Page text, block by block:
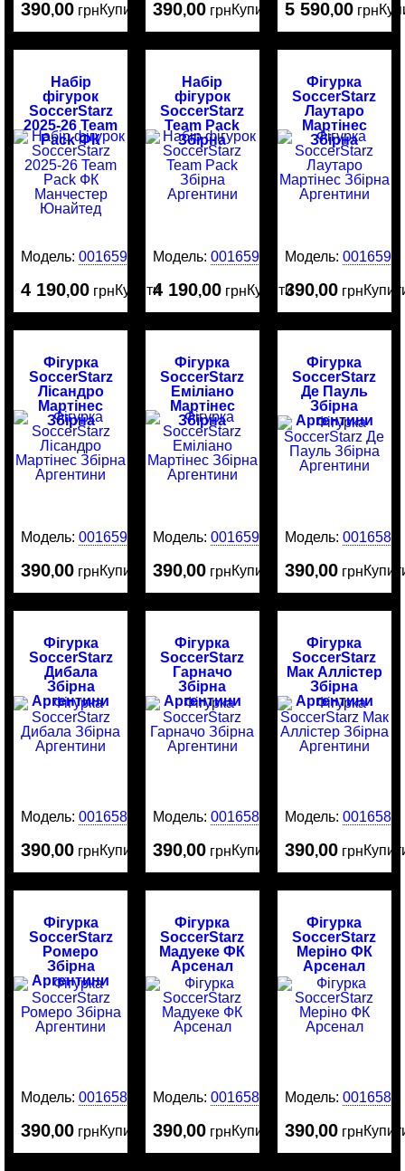
390,00 грнКупити 390,00 грнКупити 5 590,00 грн
Набір
фігурок
SoccerStarz
2025-26 Team
Pack ФК
Манчестер
Юнайтед
Модель:0016594
4 190,00 грнКупити
Набір
фігурок
SoccerStarz
Team Pack
Збірна
Аргентини
Модель:0016593
4 190,00 грнКупити
Фігурка
SoccerStarz
Лаутаро
Мартінес
Збірна
Аргентини
Модель: 0016592
390,00 грн
Фігурка
SoccerStarz
Лісандро
Мартінес
Збірна
Аргентини
Модель:0016591
390,00 грнКупити
Фігурка
SoccerStarz
Еміліано
Мартінес
Збірна
Аргентини
Модель:0016590
390,00 грнКупити
Фігурка
SoccerStarz
Де Пауль
Збірна
Аргентини
Модель: 0016589
390,00 грн
Фігурка
SoccerStarz
Дибала
Збірна
Аргентини
Модель:0016587
390,00 грнКупити
Фігурка
SoccerStarz
Гарначо
Збірна
Аргентини
Модель:0016586
390,00 грнКупити
Фігурка
SoccerStarz
Мак Аллістер
Збірна
Аргентини
Модель: 0016584
390,00 грн
Фігурка
SoccerStarz
Ромеро
Збірна
Аргентини
Модель:0016583
390,00 грнКупити
Фігурка
SoccerStarz
Мадуеке ФК
Арсенал
Модель:0016582
390,00 грнКупити
Фігурка
SoccerStarz
Меріно ФК
Арсенал
Модель: 0016581
390,00 грн